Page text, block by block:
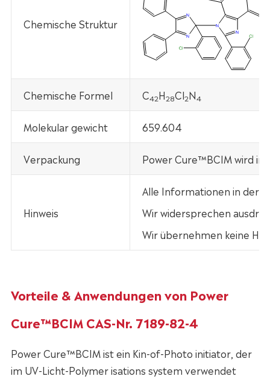
Chemische Struktur
Chemische Formel C42H28Cl2N4
Molekular gewicht 659.604
Verpackung Power Cure™BCIM wird
Hinweis
Alle Informationen in der
Wir widersprechen
Wir übernehmen keine
Vorteile & Anwendungen von Power
Cure™BCIM CAS-Nr. 7189-82-4
Power Cure™BCIM ist ein Kin-of-Photo initiator, der
im UV-Licht-Polymer isations system verwendet